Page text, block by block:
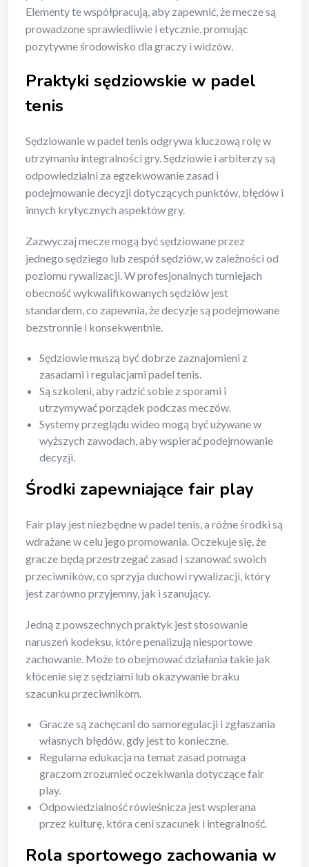
Elementy te współpracują, aby zapewnić, że mecze są
prowadzone sprawiedliwie i etycznie, promując
pozytywne środowisko dla graczy i widzów.
Praktyki sędziowskie w padel
tenis
Sędziowanie w padel tenis odgrywa kluczową rolę w
utrzymaniu integralności gry. Sędziowie i arbiterzy są
odpowiedzialni za egzekwowanie zasad i
podejmowanie decyzji dotyczących punktów, błędów i
innych krytycznych aspektów gry.
Zazwyczaj mecze mogą być sędziowane przez
jednego sędziego lub zespół sędziów, w zależności od
poziomu rywalizacji. W profesjonalnych turniejach
obecność wykwalifikowanych sędziów jest
standardem, co zapewnia, że decyzje są podejmowane
bezstronnie i konsekwentnie.
Sędziowie muszą być dobrze zaznajomieni z
zasadami i regulacjami padel tenis.
Są szkoleni, aby radzić sobie z sporami i
utrzymywać porządek podczas meczów.
Systemy przeglądu wideo mogą być używane w
wyższych zawodach, aby wspierać podejmowanie
decyzji.
Środki zapewniające fair play
Fair play jest niezbędne w padel tenis, a różne środki są
wdrażane w celu jego promowania. Oczekuje się, że
gracze będą przestrzegać zasad i szanować swoich
przeciwników, co sprzyja duchowi rywalizacji, który
jest zarówno przyjemny, jak i szanujący.
Jedną z powszechnych praktyk jest stosowanie
naruszeń kodeksu, które penalizują niesportowe
zachowanie. Może to obejmować działania takie jak
kłócenie się z sędziami lub okazywanie braku
szacunku przeciwnikom.
Gracze są zachęcani do samoregulacji i zgłaszania
własnych błędów, gdy jest to konieczne.
Regularna edukacja na temat zasad pomaga
graczom zrozumieć oczekiwania dotyczące fair
play.
Odpowiedzialność rówieśnicza jest wspierana
przez kulturę, która ceni szacunek i integralność.
Rola sportowego zachowania w